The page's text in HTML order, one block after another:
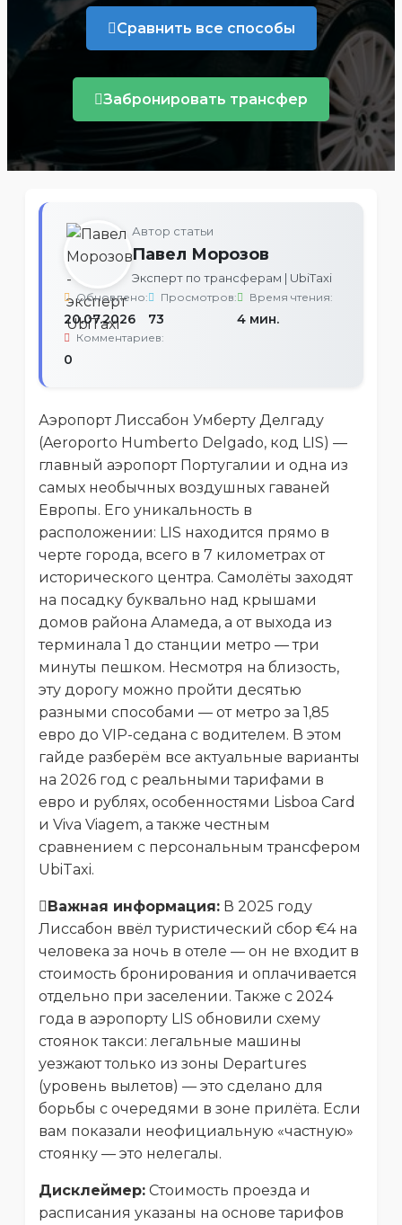
Сравнить все способы
Забронировать трансфер
Автор статьи
Павел Морозов
Эксперт по трансферам | UbiTaxi
Обновлено:
20.07.2026
Просмотров:
73
Время чтения:
4 мин.
Комментариев:
0
Аэропорт Лиссабон Умберту Делгаду
(Aeroporto Humberto Delgado, код LIS) —
главный аэропорт Португалии и одна из
самых необычных воздушных гаваней
Европы. Его уникальность в
расположении: LIS находится прямо в
черте города, всего в 7 километрах от
исторического центра. Самолёты заходят
на посадку буквально над крышами
домов района Аламеда, а от выхода из
терминала 1 до станции метро — три
минуты пешком. Несмотря на близость,
эту дорогу можно пройти десятью
разными способами — от метро за 1,85
евро до VIP-седана с водителем. В этом
гайде разберём все актуальные варианты
на 2026 год с реальными тарифами в
евро и рублях, особенностями Lisboa Card
и Viva Viagem, а также честным
сравнением с персональным трансфером
UbiTaxi.
Важная информация: В 2025 году
Лиссабон ввёл туристический сбор €4 на
человека за ночь в отеле — он не входит в
стоимость бронирования и оплачивается
отдельно при заселении. Также с 2024
года в аэропорту LIS обновили схему
стоянок такси: легальные машины
уезжают только из зоны Departures
(уровень вылетов) — это сделано для
борьбы с очередями в зоне прилёта. Если
вам показали неофициальную «частную»
стоянку — это нелегалы.
Дисклеймер: Стоимость проезда и
расписания указаны на основе тарифов